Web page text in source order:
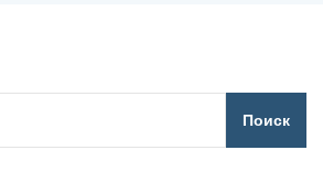
Поиск